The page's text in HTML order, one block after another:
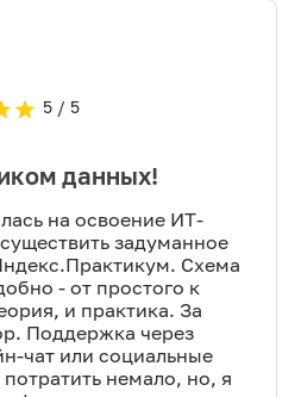
5/ 5
данных!
на освоение ИТ-
задуманное
Схема
- от простого к
и практика. За
Поддержка через
чат или социальные
немало, но, я